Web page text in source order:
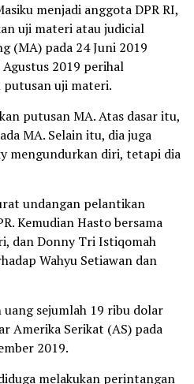
menjadi anggota DPR RI,
uji materi atau judicial
(MA) pada 24 Juni 2019
2019 perihal
putusan uji materi.
putusan MA. Atas dasar itu,
MA. Selain itu, dia juga
mengundurkan diri, tetapi dia
undangan pelantikan
Kemudian ‎Hasto bersama
dan Donny Tri Istiqomah
Wahyu Setiawan dan
sejumlah 19 ribu dolar
Amerika Serikat (AS) pada
2019.
melakukan perintangan